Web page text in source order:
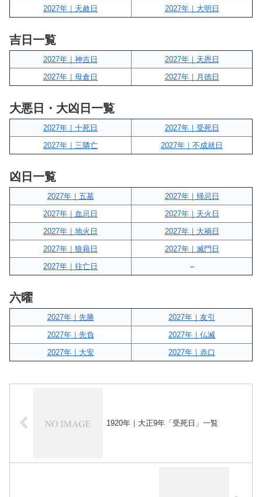
2027年｜天赦日
2027年｜大明日
吉日一覧
2027年｜神吉日
2027年｜天恩日
2027年｜母倉日
2027年｜月徳日
大悪日・大凶日一覧
2027年｜十死日
2027年｜受死日
2027年｜三隣亡
2027年｜不成就日
凶日一覧
2027年｜五墓
2027年｜帰忌日
2027年｜血忌日
2027年｜天火日
2027年｜地火日
2027年｜大禍日
2027年｜狼藉日
2027年｜滅門日
2027年｜往亡日
–
六曜
2027年｜先勝
2027年｜友引
2027年｜先負
2027年｜仏滅
2027年｜大安
2027年｜赤口
1920年｜大正9年「受死日」一覧